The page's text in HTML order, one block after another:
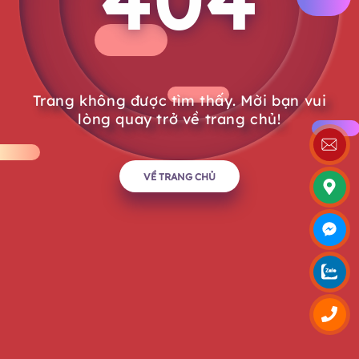
Trang không được tìm thấy. Mời bạn vui
lòng quay trở về trang chủ!
VỀ TRANG CHỦ